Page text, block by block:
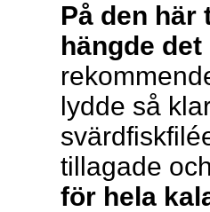
På den här
hängde
lydde så
tillagade
för hela